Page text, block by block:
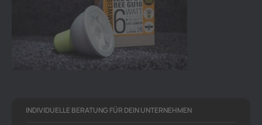
INDIVIDUELLE BERATUNG FÜR DEIN UNTERNEHMEN